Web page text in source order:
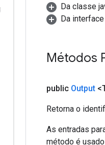
Da classe
Da interface
Métodos
public Output
Retorna o
As entradas
método é